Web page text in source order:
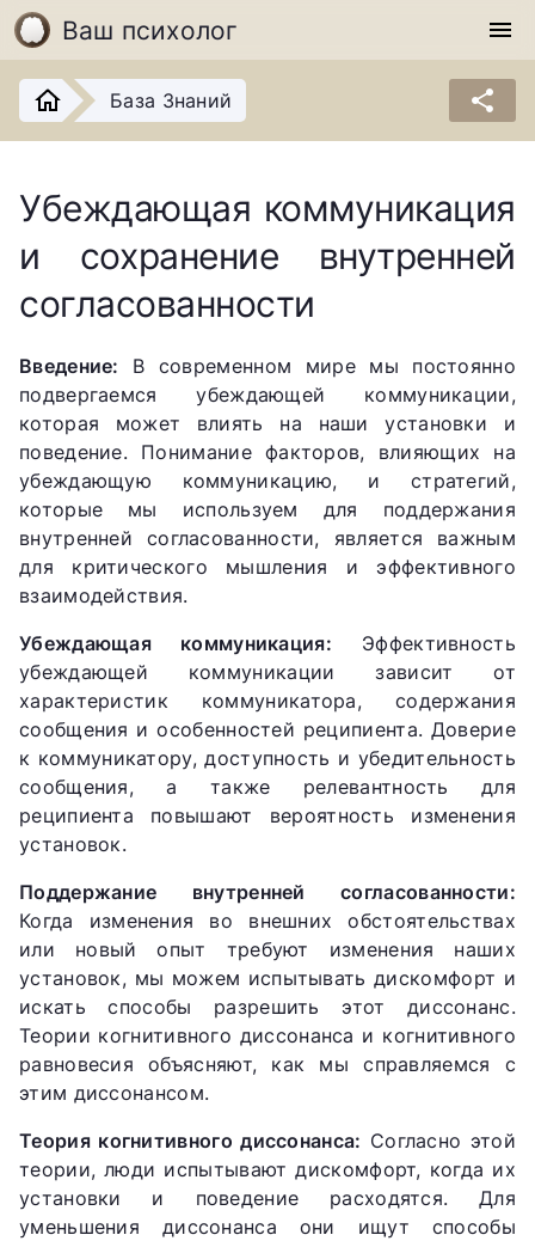
Ваш психолог menu
База Знаний share
Убеждающая коммуникация
и сохранение внутренней
согласованности
Введение: В современном мире мы постоянно
подвергаемся убеждающей коммуникации,
которая может влиять на наши установки и
поведение. Понимание факторов, влияющих на
убеждающую коммуникацию, и стратегий,
которые мы используем для поддержания
внутренней согласованности, является важным
для критического мышления и эффективного
взаимодействия.
Убеждающая коммуникация: Эффективность
убеждающей коммуникации зависит от
характеристик коммуникатора, содержания
сообщения и особенностей реципиента. Доверие
к коммуникатору, доступность и убедительность
сообщения, а также релевантность для
реципиента повышают вероятность изменения
установок.
Поддержание внутренней согласованности:
Когда изменения во внешних обстоятельствах
или новый опыт требуют изменения наших
установок, мы можем испытывать дискомфорт и
искать способы разрешить этот диссонанс.
Теории когнитивного диссонанса и когнитивного
равновесия объясняют, как мы справляемся с
этим диссонансом.
Теория когнитивного диссонанса: Согласно этой
теории, люди испытывают дискомфорт, когда их
установки и поведение расходятся. Для
уменьшения диссонанса они ищут способы